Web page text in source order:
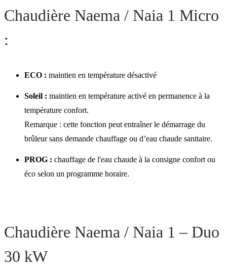
Chaudière Naema / Naia 1 Micro
:
ECO : maintien en température désactivé
Soleil : maintien en température activé en permanence à la
température confort.
Remarque : cette fonction peut entraîner le démarrage du
brûleur sans demande chauffage ou d’eau chaude sanitaire.
PROG : chauffage de l'eau chaude à la consigne confort ou
éco selon un programme horaire.
Chaudière Naema / Naia 1 – Duo
30 kW